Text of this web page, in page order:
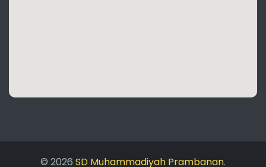
© 2026 SD Muhammadiyah Prambanan.